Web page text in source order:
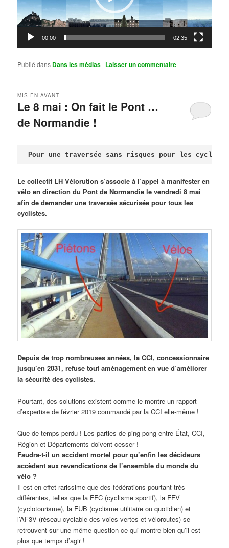
00:00 02:35
Publié dans Dans les médias | Laisser un commentaire
Le 8 mai : On fait le Pont …
de Normandie !
MIS EN AVANT
Pour une traversée sans risques pour les
Le collectif LH Vélorution s’associe à l’appel à manifester en
vélo en direction du Pont de Normandie le vendredi 8 mai
afin de demander une traversée sécurisée pour tous les
cyclistes.
Depuis de trop nombreuses années, la CCI, concessionnaire
jusqu’en 2031, refuse tout aménagement en vue d’améliorer
la sécurité des cyclistes.
Pourtant, des solutions existent comme le montre un rapport
d’expertise de février 2019 commandé par la CCI elle-même !
Que de temps perdu ! Les parties de ping-pong entre État, CCI,
Région et Départements doivent cesser !
Faudra-t-il un accident mortel pour qu’enfin les décideurs
accèdent aux revendications de l’ensemble du monde du
vélo ?
Il est en effet rarissime que des fédérations pourtant très
différentes, telles que la FFC (cyclisme sportif), la FFV
(cyclotourisme), la FUB (cyclisme utilitaire ou quotidien) et
l’AF3V (réseau cyclable des voies vertes et véloroutes) se
retrouvent sur une même question ce qui montre bien qu’il est
plus que temps d’agir !